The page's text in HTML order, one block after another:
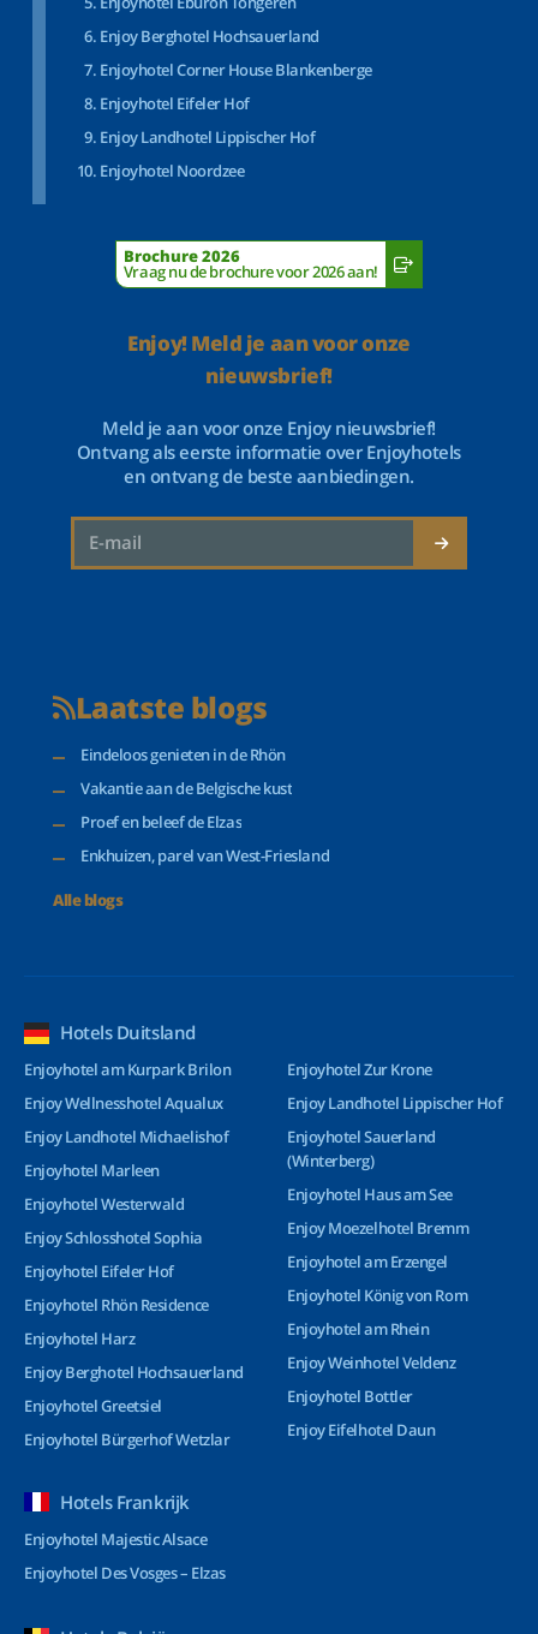
Enjoy Berghotel Hochsauerland
Enjoyhotel Corner House Blankenberge
Enjoyhotel Eifeler Hof
Enjoy Landhotel Lippischer Hof
Enjoyhotel Noordzee
Brochure 2026
Vraag nu de brochure voor 2026 aan!
Enjoy! Meld je aan voor onze
nieuwsbrief!
Meld je aan voor onze Enjoy nieuwsbrief!
Ontvang als eerste informatie over Enjoyhotels
en ontvang de beste aanbiedingen.
Laatste blogs
Eindeloos genieten in de Rhön
Vakantie aan de Belgische kust
Proef en beleef de Elzas
Enkhuizen, parel van West-Friesland
Alle blogs
Hotels Duitsland
Enjoyhotel am Kurpark Brilon
Enjoy Wellnesshotel Aqualux
Enjoy Landhotel Michaelishof
Enjoyhotel Marleen
Enjoyhotel Westerwald
Enjoy Schlosshotel Sophia
Enjoyhotel Eifeler Hof
Enjoyhotel Rhön Residence
Enjoyhotel Harz
Enjoy Berghotel Hochsauerland
Enjoyhotel Greetsiel
Enjoyhotel Bürgerhof Wetzlar
Enjoyhotel Zur Krone
Enjoy Landhotel Lippischer Hof
Enjoyhotel Sauerland
(Winterberg)
Enjoyhotel Haus am See
Enjoy Moezelhotel Bremm
Enjoyhotel am Erzengel
Enjoyhotel König von Rom
Enjoyhotel am Rhein
Enjoy Weinhotel Veldenz
Enjoyhotel Bottler
Enjoy Eifelhotel Daun
Hotels Frankrijk
Enjoyhotel Majestic Alsace
Enjoyhotel Des Vosges – Elzas